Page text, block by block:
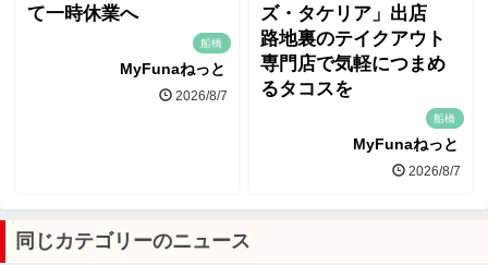
て一時休業へ
船橋
MyFunaねっと
2026/8/7
ズ・タケリア」出店
路地裏のテイクアウト
専門店で気軽につまめ
るタコスを
船橋
MyFunaねっと
2026/8/7
同じカテゴリーのニュース